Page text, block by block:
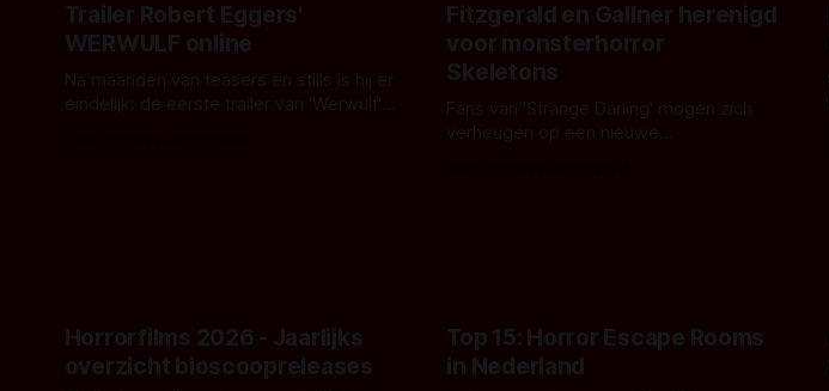
Trailer Robert Eggers'
WERWULF online
Na maanden van teasers en stills is hij er
eindelijk: de eerste trailer van 'Werwulf'.
Fitzgerald en Gallner herenigd
voor monsterhorror
Skeletons
Fans van 'Strange Darling' mogen zich
verheugen op een nieuwe
Horrorfilms 2026 - Jaarlijks
overzicht bioscoopreleases
Top 15: Horror Escape Rooms
in Nederland